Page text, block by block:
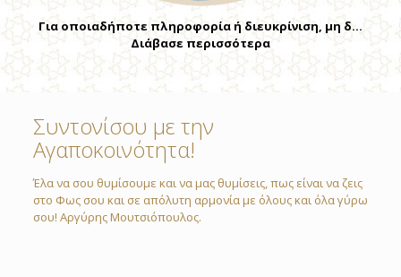
Για οποιαδήποτε πληροφορία ή διευκρίνιση, μη δ…
Διάβασε περισσότερα
Συντονίσου με την
Αγαποκοινότητα!
Έλα να σου θυμίσουμε και να μας θυμίσεις, πως είναι να ζεις
στο Φως σου και σε απόλυτη αρμονία με όλους και όλα γύρω
σου! Αργύρης Μουτσιόπουλος.